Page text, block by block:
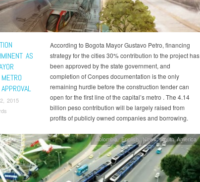
AS
2015
According to Bogota Mayor Gustavo Petro, financing
strategy for the cities 30% contribution to the project has
been approved by the state government, and
completion of Conpes documentation is the only
remaining hurdle before the construction tender can
open for the first line of the capital’s metro . The 4.14
billion peso contribution will be largely raised from
profits of publicly owned companies and borrowing.
Colombia,English,News,South America